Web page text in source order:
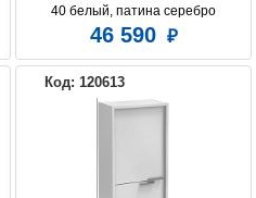
40 белый, патина серебро
46 590
Код: 120613